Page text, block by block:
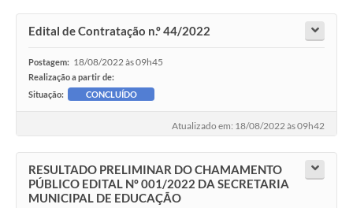
Edital de Contratação n.º 44/2022
Postagem: 18/08/2022 às 09h45
Realização a partir de:
Situação:
CONCLUÍDO
Atualizado em: 18/08/2022 às 09h42
RESULTADO PRELIMINAR DO CHAMAMENTO
PÚBLICO EDITAL Nº 001/2022 DA SECRETARIA
MUNICIPAL DE EDUCAÇÃO